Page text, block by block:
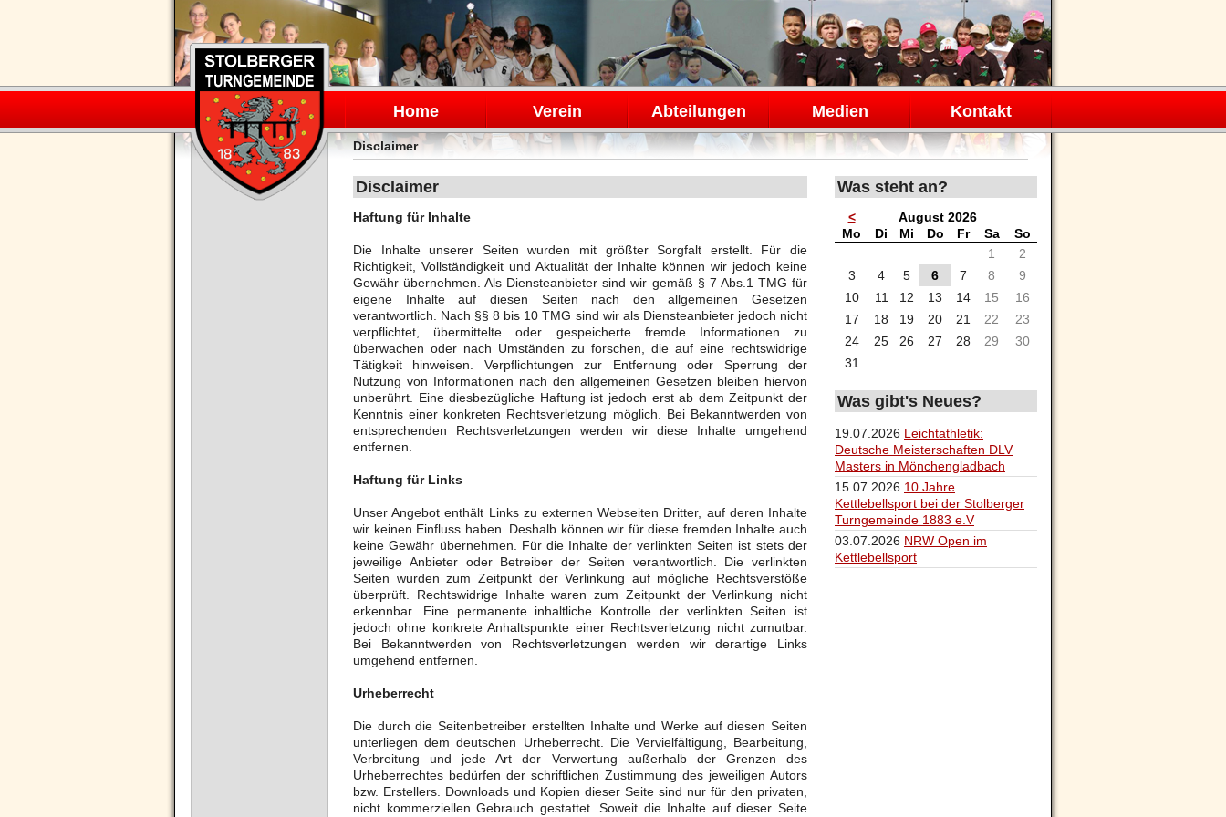
Navigation
überspringen
Home Verein Abteilungen Medien Kontakt
Disclaimer
Disclaimer
Haftung für Inhalte
Die Inhalte unserer Seiten wurden mit größter Sorgfalt erstellt. Für die
Richtigkeit, Vollständigkeit und Aktualität der Inhalte können wir jedoch keine
Gewähr übernehmen. Als Diensteanbieter sind wir gemäß § 7 Abs.1 TMG für
eigene Inhalte auf diesen Seiten nach den allgemeinen Gesetzen
verantwortlich. Nach §§ 8 bis 10 TMG sind wir als Diensteanbieter jedoch nicht
verpflichtet, übermittelte oder gespeicherte fremde Informationen zu
überwachen oder nach Umständen zu forschen, die auf eine rechtswidrige
Tätigkeit hinweisen. Verpflichtungen zur Entfernung oder Sperrung der
Nutzung von Informationen nach den allgemeinen Gesetzen bleiben hiervon
unberührt. Eine diesbezügliche Haftung ist jedoch erst ab dem Zeitpunkt der
Kenntnis einer konkreten Rechtsverletzung möglich. Bei Bekanntwerden von
entsprechenden Rechtsverletzungen werden wir diese Inhalte umgehend
entfernen.
Haftung für Links
Unser Angebot enthält Links zu externen Webseiten Dritter, auf deren Inhalte
wir keinen Einfluss haben. Deshalb können wir für diese fremden Inhalte auch
keine Gewähr übernehmen. Für die Inhalte der verlinkten Seiten ist stets der
jeweilige Anbieter oder Betreiber der Seiten verantwortlich. Die verlinkten
Seiten wurden zum Zeitpunkt der Verlinkung auf mögliche Rechtsverstöße
überprüft. Rechtswidrige Inhalte waren zum Zeitpunkt der Verlinkung nicht
erkennbar. Eine permanente inhaltliche Kontrolle der verlinkten Seiten ist
jedoch ohne konkrete Anhaltspunkte einer Rechtsverletzung nicht zumutbar.
Bei Bekanntwerden von Rechtsverletzungen werden wir derartige Links
umgehend entfernen.
Urheberrecht
Die durch die Seitenbetreiber erstellten Inhalte und Werke auf diesen Seiten
unterliegen dem deutschen Urheberrecht. Die Vervielfältigung, Bearbeitung,
Verbreitung und jede Art der Verwertung außerhalb der Grenzen des
Urheberrechtes bedürfen der schriftlichen Zustimmung des jeweiligen Autors
bzw. Erstellers. Downloads und Kopien dieser Seite sind nur für den privaten,
nicht kommerziellen Gebrauch gestattet. Soweit die Inhalte auf dieser Seite
Was steht an?
<
August 2026
Mo ntag
Di enstag
Mi ttwoch
Donnerstag
Freitag
Samstag
Sonntag
1
2
3
4 5 6 7 8
9
10
11 12 13 14 15
16
17
18 19 20 21 22
23
24
25 26 27 28 29
30
31
Was gibt's Neues?
19.07.2026 Leichtathletik:
Deutsche Meisterschaften DLV
Masters in Mönchengladbach
15.07.2026 10 Jahre
Kettlebellsport bei der Stolberger
Turngemeinde 1883 e.V
03.07.2026 NRW Open im
Kettlebellsport